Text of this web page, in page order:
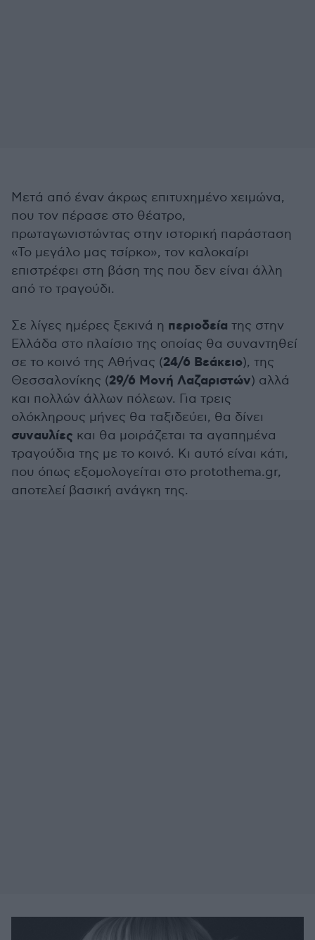
Μετά από έναν άκρως επιτυχημένο χειμώνα,
που τον πέρασε στο θέατρο,
πρωταγωνιστώντας στην ιστορική παράσταση
«Το μεγάλο μας τσίρκο», τον καλοκαίρι
επιστρέφει στη βάση της που δεν είναι άλλη
από το τραγούδι.
Σε λίγες ημέρες ξεκινά η περιοδεία της στην
Ελλάδα στο πλαίσιο της οποίας θα συναντηθεί
σε το κοινό της Αθήνας (24/6 Βεάκειο), της
Θεσσαλονίκης (29/6 Μονή Λαζαριστών) αλλά
και πολλών άλλων πόλεων. Για τρεις
ολόκληρους μήνες θα ταξιδεύει, θα δίνει
συναυλίες και θα μοιράζεται τα αγαπημένα
τραγούδια της με το κοινό. Κι αυτό είναι κάτι,
που όπως εξομολογείται στο protothema.gr,
αποτελεί βασική ανάγκη της.